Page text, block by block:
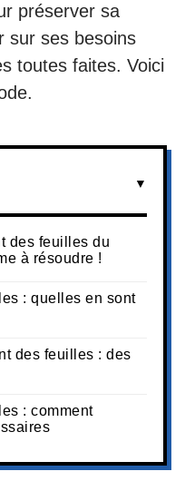
préserver sa
sur ses besoins
toutes faites. Voici
des feuilles du
à résoudre !
: quelles en sont
des feuilles : des
: comment